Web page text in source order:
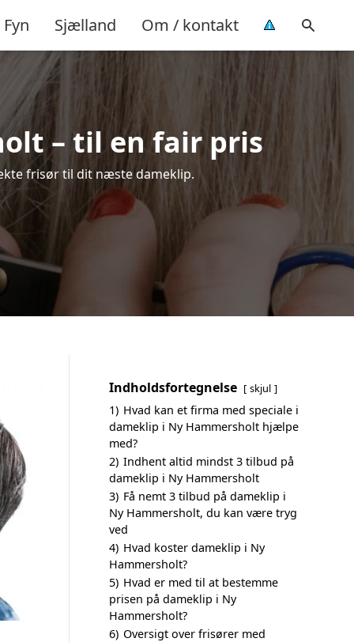
Fyn Sjælland Om / kontakt
– til en fair pris
frisør til dit næste dameklip.
Indholdsfortegnelse skjul
1) Hvad kan et firma med speciale i
dameklip i Ny Hammersholt hjælpe
med?
2) Indhent altid mindst 3 tilbud på
dameklip i Ny Hammersholt
3) Få nemt 3 tilbud på dameklip i
Ny Hammersholt, du kan være tryg
ved
4) Hvad koster dameklip i Ny
Hammersholt?
5) Hvad er med til at bestemme
prisen på dameklip i Ny
Hammersholt?
6) Oversigt over frisører med